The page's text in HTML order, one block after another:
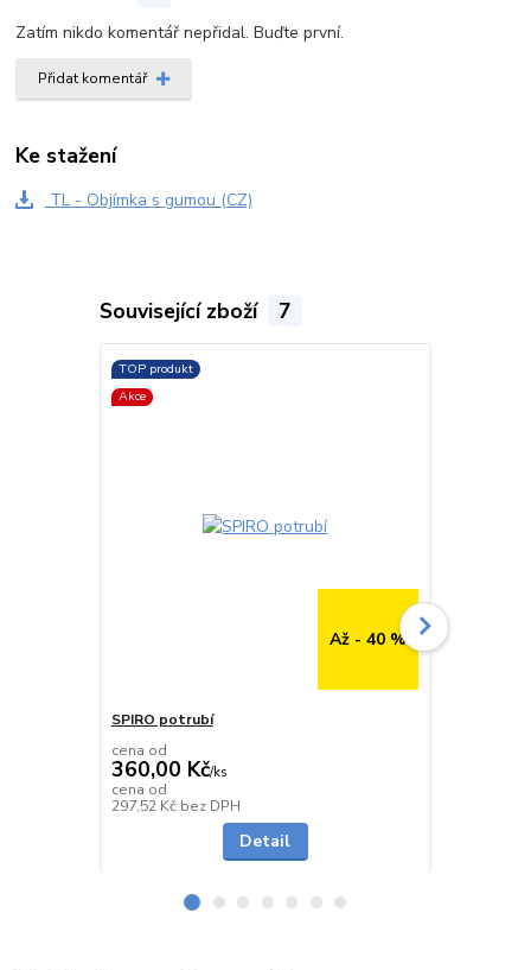
Zatím nikdo komentář nepřidal. Buďte první.
Přidat komentář
Ke stažení
TL - Objímka s gumou (CZ)
Související zboží 7
TOP produkt
Akce
Až - 40 %
SPIRO potrubí
cena od
360,00 Kč/ks
cena od
297,52 Kč bez DPH
Detail